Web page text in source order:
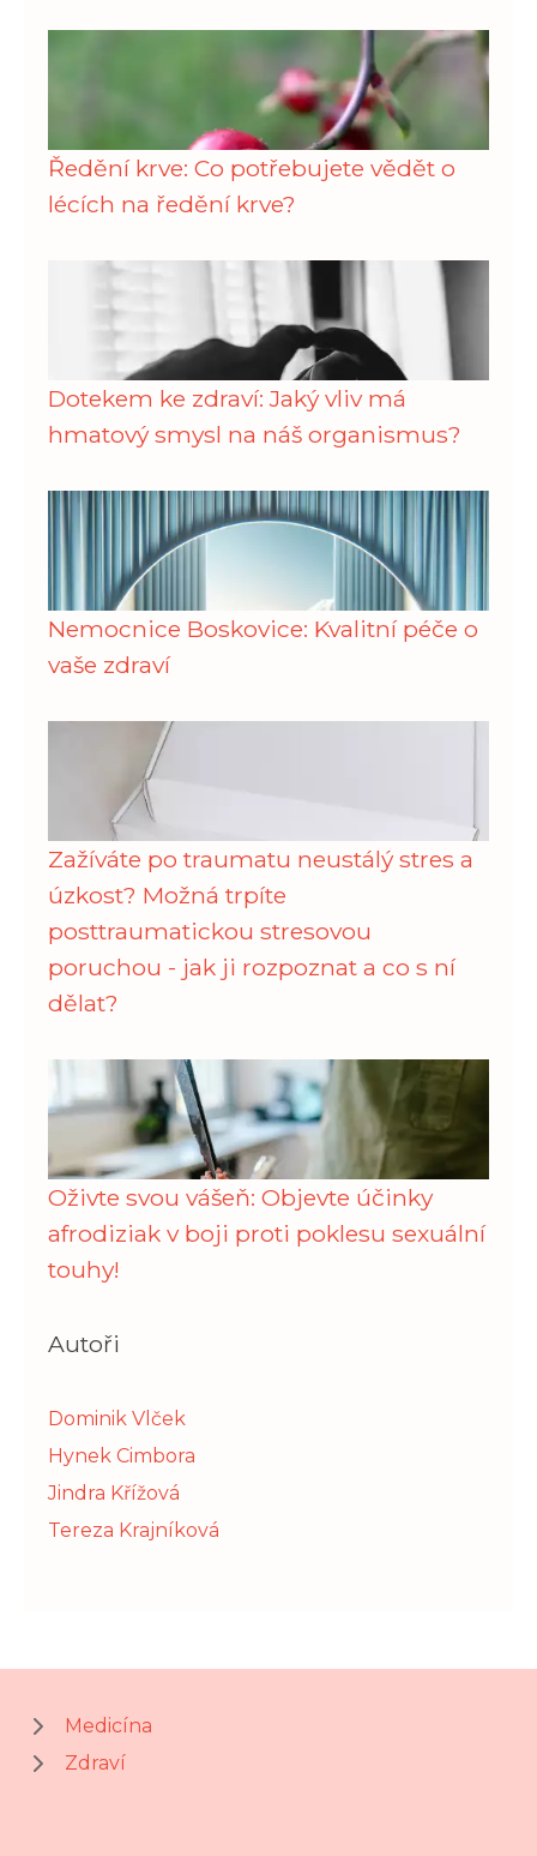
Ředění krve: Co potřebujete vědět o
lécích na ředění krve?
Dotekem ke zdraví: Jaký vliv má
hmatový smysl na náš organismus?
Nemocnice Boskovice: Kvalitní péče o
vaše zdraví
Zažíváte po traumatu neustálý stres a
úzkost? Možná trpíte
posttraumatickou stresovou
poruchou - jak ji rozpoznat a co s ní
dělat?
Oživte svou vášeň: Objevte účinky
afrodiziak v boji proti poklesu sexuální
touhy!
Autoři
Dominik Vlček
Hynek Cimbora
Jindra Křížová
Tereza Krajníková
Medicína
Zdraví